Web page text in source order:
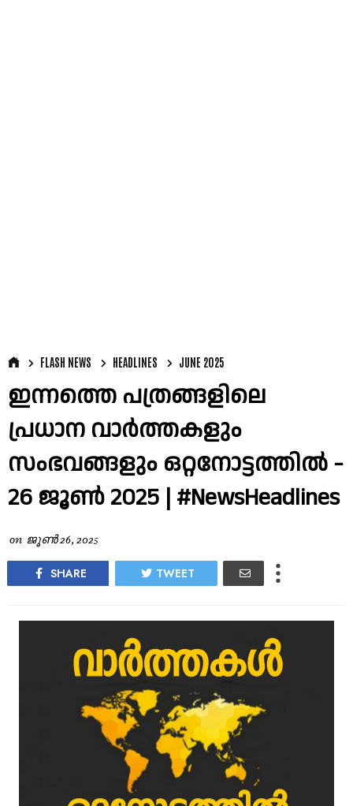
FLASH NEWS HEADLINES JUNE 2025
ഇന്നത്തെ പത്രങ്ങളിലെ
പ്രധാന വാർത്തകളും
സംഭവങ്ങളും ഒറ്റനോട്ടത്തിൽ -
26 ജൂൺ 2025 | #NewsHeadlines
on ജൂൺ 26, 2025
SHARE TWEET